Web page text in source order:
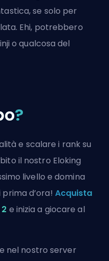
se solo per
Ehi, potrebbero
o qualcosa del
?
e scalare i rank su
il nostro Eloking
livello e domina
d’ora! Acquista
e inizia a giocare al
nel nostro server